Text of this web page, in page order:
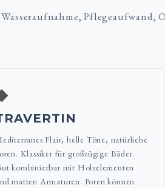
Flair, helle Töne, natürliche
Klassiker für großzügige Bäder.
kombinierbar mit Holzelementen
matten Armaturen. Poren können